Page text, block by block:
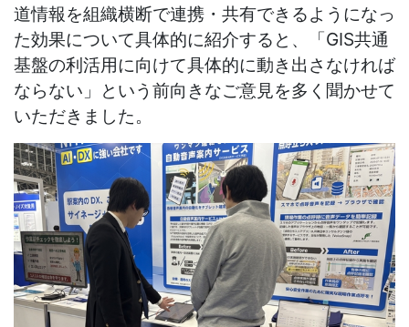
道情報を組織横断で連携・共有できるようになっ
た効果について具体的に紹介すると、「GIS共通
基盤の利活用に向けて具体的に動き出さなければ
ならない」という前向きなご意見を多く聞かせて
いただきました。